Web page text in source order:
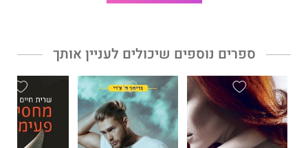
כל האהבה שבעולם לא תעזור להם לעבור לפרק הבא, אם לא ימצאו
בתוכם את הכוח להשאיר את העבר מאחור. השאלה היחידה היא –
האם הם מסוגלים?
לספור את הדקות הוא רומן מרגש ונוגע ללב על כוחה המרפא של
האהבה ועל היכולת לצמוח מבין השברים ולבחור בחיים. זהו ספרה
ספרים נוספים שיכולים לעניין אותך